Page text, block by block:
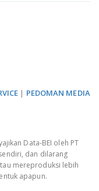
| PEDOMAN MEDIA
Data-BEI oleh PT
dan dilarang
mereproduksi lebih
apapun.